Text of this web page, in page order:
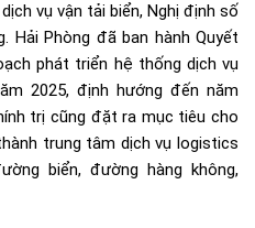
vụ vận tải biển, Nghị định số
Hải Phòng đã ban hành Quyết
phát triển hệ thống dịch vụ
2025, định hướng đến năm
trị cũng đặt ra mục tiêu cho
trung tâm dịch vụ logistics
biển, đường hàng không,